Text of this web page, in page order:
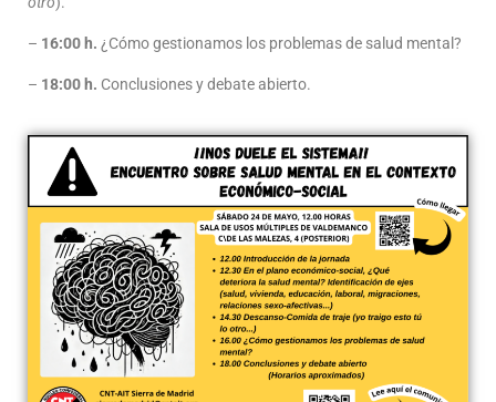
– 16:00 h. ¿Cómo gestionamos los problemas de salud mental?
– 18:00 h. Conclusiones y debate abierto.